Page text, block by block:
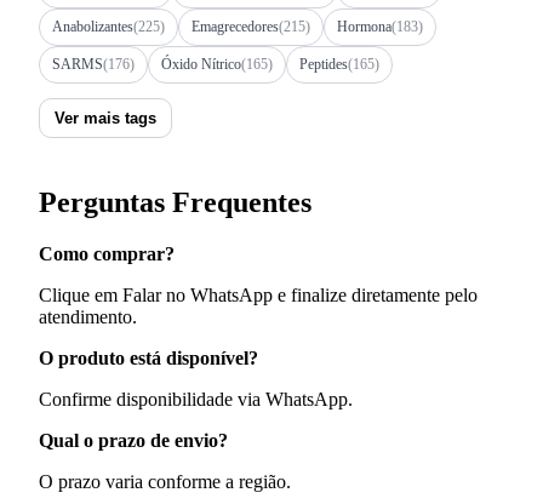
Anabolizantes(225) Emagrecedores(215) Hormona(183)
SARMS(176) Óxido Nítrico(165) Peptides(165)
Ver mais tags
Perguntas Frequentes
Como comprar?
Clique em Falar no WhatsApp e finalize diretamente pelo
atendimento.
O produto está disponível?
Confirme disponibilidade via WhatsApp.
Qual o prazo de envio?
O prazo varia conforme a região.